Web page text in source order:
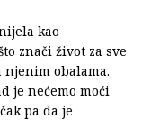
kao
znači život za sve
obalama.
je nećemo moći
pa da je